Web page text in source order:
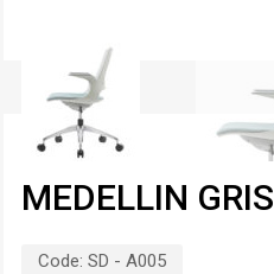
MEDELLIN GRIS
Code: SD - A005